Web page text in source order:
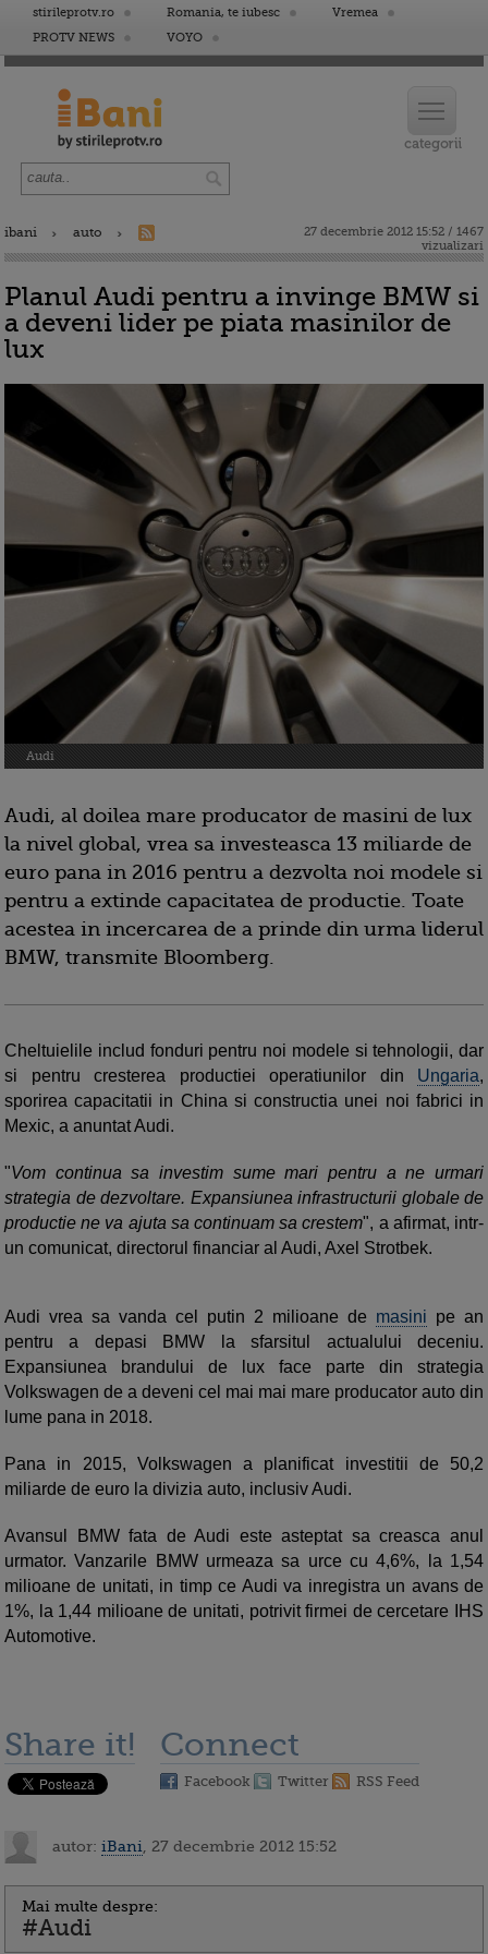
stirileprotv.ro Romania, te iubesc
Vremea
PROTV NEWS
VOYO
ibani auto
27 decembrie 2012 15:52 / 1467
vizualizari
Planul Audi pentru a invinge BMW si
a deveni lider pe piata masinilor de
lux
Audi
Audi, al doilea mare producator de masini de lux
la nivel global, vrea sa investeasca 13 miliarde de
euro pana in 2016 pentru a dezvolta noi modele si
pentru a extinde capacitatea de productie. Toate
acestea in incercarea de a prinde din urma liderul
BMW, transmite Bloomberg.
Cheltuielile includ fonduri pentru noi modele si tehnologii, dar
si pentru cresterea productiei operatiunilor din Ungaria,
sporirea capacitatii in China si constructia unei noi fabrici in
Mexic, a anuntat Audi.
"Vom continua sa investim sume mari pentru a ne urmari
strategia de dezvoltare. Expansiunea infrastructurii globale de
productie ne va ajuta sa continuam sa crestem", a afirmat, intr-
un comunicat, directorul financiar al Audi, Axel Strotbek.
Audi vrea sa vanda cel putin 2 milioane de masini pe an
pentru a depasi BMW la sfarsitul actualului deceniu.
Expansiunea brandului de lux face parte din strategia
Volkswagen de a deveni cel mai mai mare producator auto din
lume pana in 2018.
Pana in 2015, Volkswagen a planificat investitii de 50,2
miliarde de euro la divizia auto, inclusiv Audi.
Avansul BMW fata de Audi este asteptat sa creasca anul
urmator. Vanzarile BMW urmeaza sa urce cu 4,6%, la 1,54
milioane de unitati, in timp ce Audi va inregistra un avans de
1%, la 1,44 milioane de unitati, potrivit firmei de cercetare IHS
Automotive.
Share it! Connect
Facebook Twitter RSS Feed
autor: iBani , 27 decembrie 2012 15:52
Mai multe despre:
#Audi